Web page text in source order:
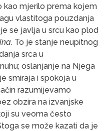
kao mjerilo prema kojem
vlastitoga pouzdanja
se javlja u srcu kao plod
. To je stanje neupitnog
srca u
oslanjanje na Njega
smiraja i spokoja u
razumijevamo
obzira na izvanjske
su veoma često
se može kazati da je